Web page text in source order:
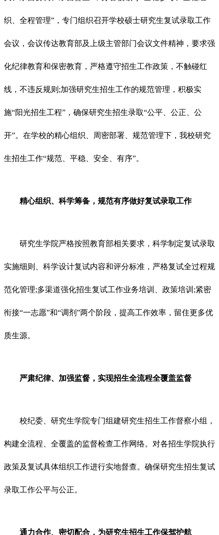
织、全程管理”，专门组织召开学校硕士研究生复试录取工作
会议，会议传达教育部及上级主管部门会议文件精神，要求强
化纪律教育和保密教育，严格遵守招生工作政策，不触碰红
线，不违反规则;加强研究生招生工作的规范管理，积极实
施“阳光招生工程”，确保研究生招生录取“公平、公正、公
开”。在学校的精心组织、周密部署、规范管理下，我校研究
生招生工作“规范、平稳、安全、有序”。
精心组织、科学筹备，规范有序做好复试录取工作
研究生学院严格按照教育部相关要求，科学制定复试录取
实施细则、科学设计复试内容和评分标准，严格复试全过程规
范化管理;多渠道强化招生复试工作业务培训、政策培训;紧密
衔接“一志愿”和“调剂”两个阶段，提高工作效率，留住更多优
质生源。
严肃纪律、加强监督，实现招生全流程全覆盖监督
校纪委、研究生学院专门组建研究生招生工作督察小组，
构建全流程、全覆盖的监督检查工作网络。对各招生学院执行
政策及复试具体组织工作进行实地督查。确保研究生招生复试
录取工作公平与公正。
通力合作、密切配合，为研究生招生工作保驾护航